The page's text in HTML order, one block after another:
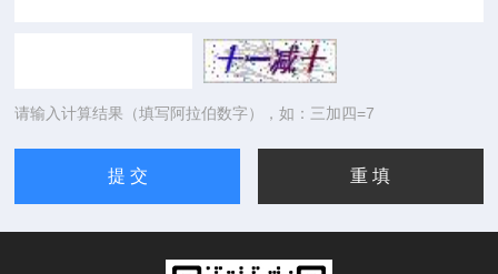
请输入计算结果（填写阿拉伯数字），如：三加四=7